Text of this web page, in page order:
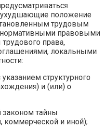
ухудшающие положение
трудовым
правовыми
права,
локальными
структурного
и (или) о
законом тайны
коммерческой и иной);